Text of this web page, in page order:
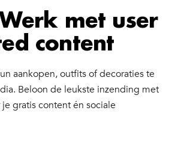
met user
content
aankopen, outfits of decoraties te
Beloon de leukste inzending met
gratis content én sociale